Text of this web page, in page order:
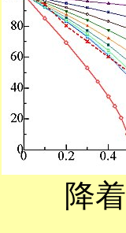
降